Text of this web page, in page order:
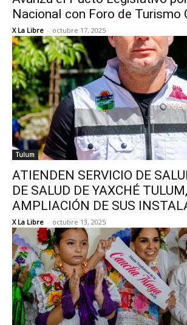
Nacional con Foro de Turismo
X La Libre - octubre 17, 2025
Tulum
ATIENDEN SERVICIO DE
DE SALUD DE YAXCHÉ
AMPLIACIÓN DE SUS
X La Libre - octubre 13, 2025